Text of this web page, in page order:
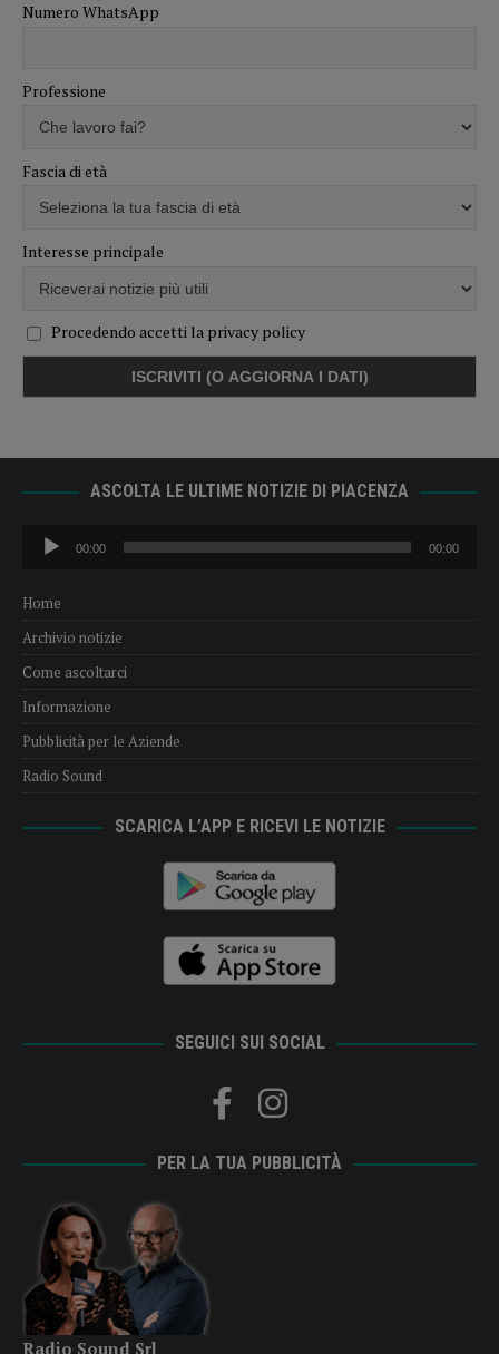
Numero WhatsApp
Professione
Fascia di età
Interesse principale
Procedendo accetti la privacy policy
ASCOLTA LE ULTIME NOTIZIE DI PIACENZA
Audio
Player
00:00 00:00
Home
Archivio notizie
Come ascoltarci
Informazione
Pubblicità per le Aziende
Radio Sound
SCARICA L’APP E RICEVI LE NOTIZIE
SEGUICI SUI SOCIAL
PER LA TUA PUBBLICITÀ
Radio Sound Srl